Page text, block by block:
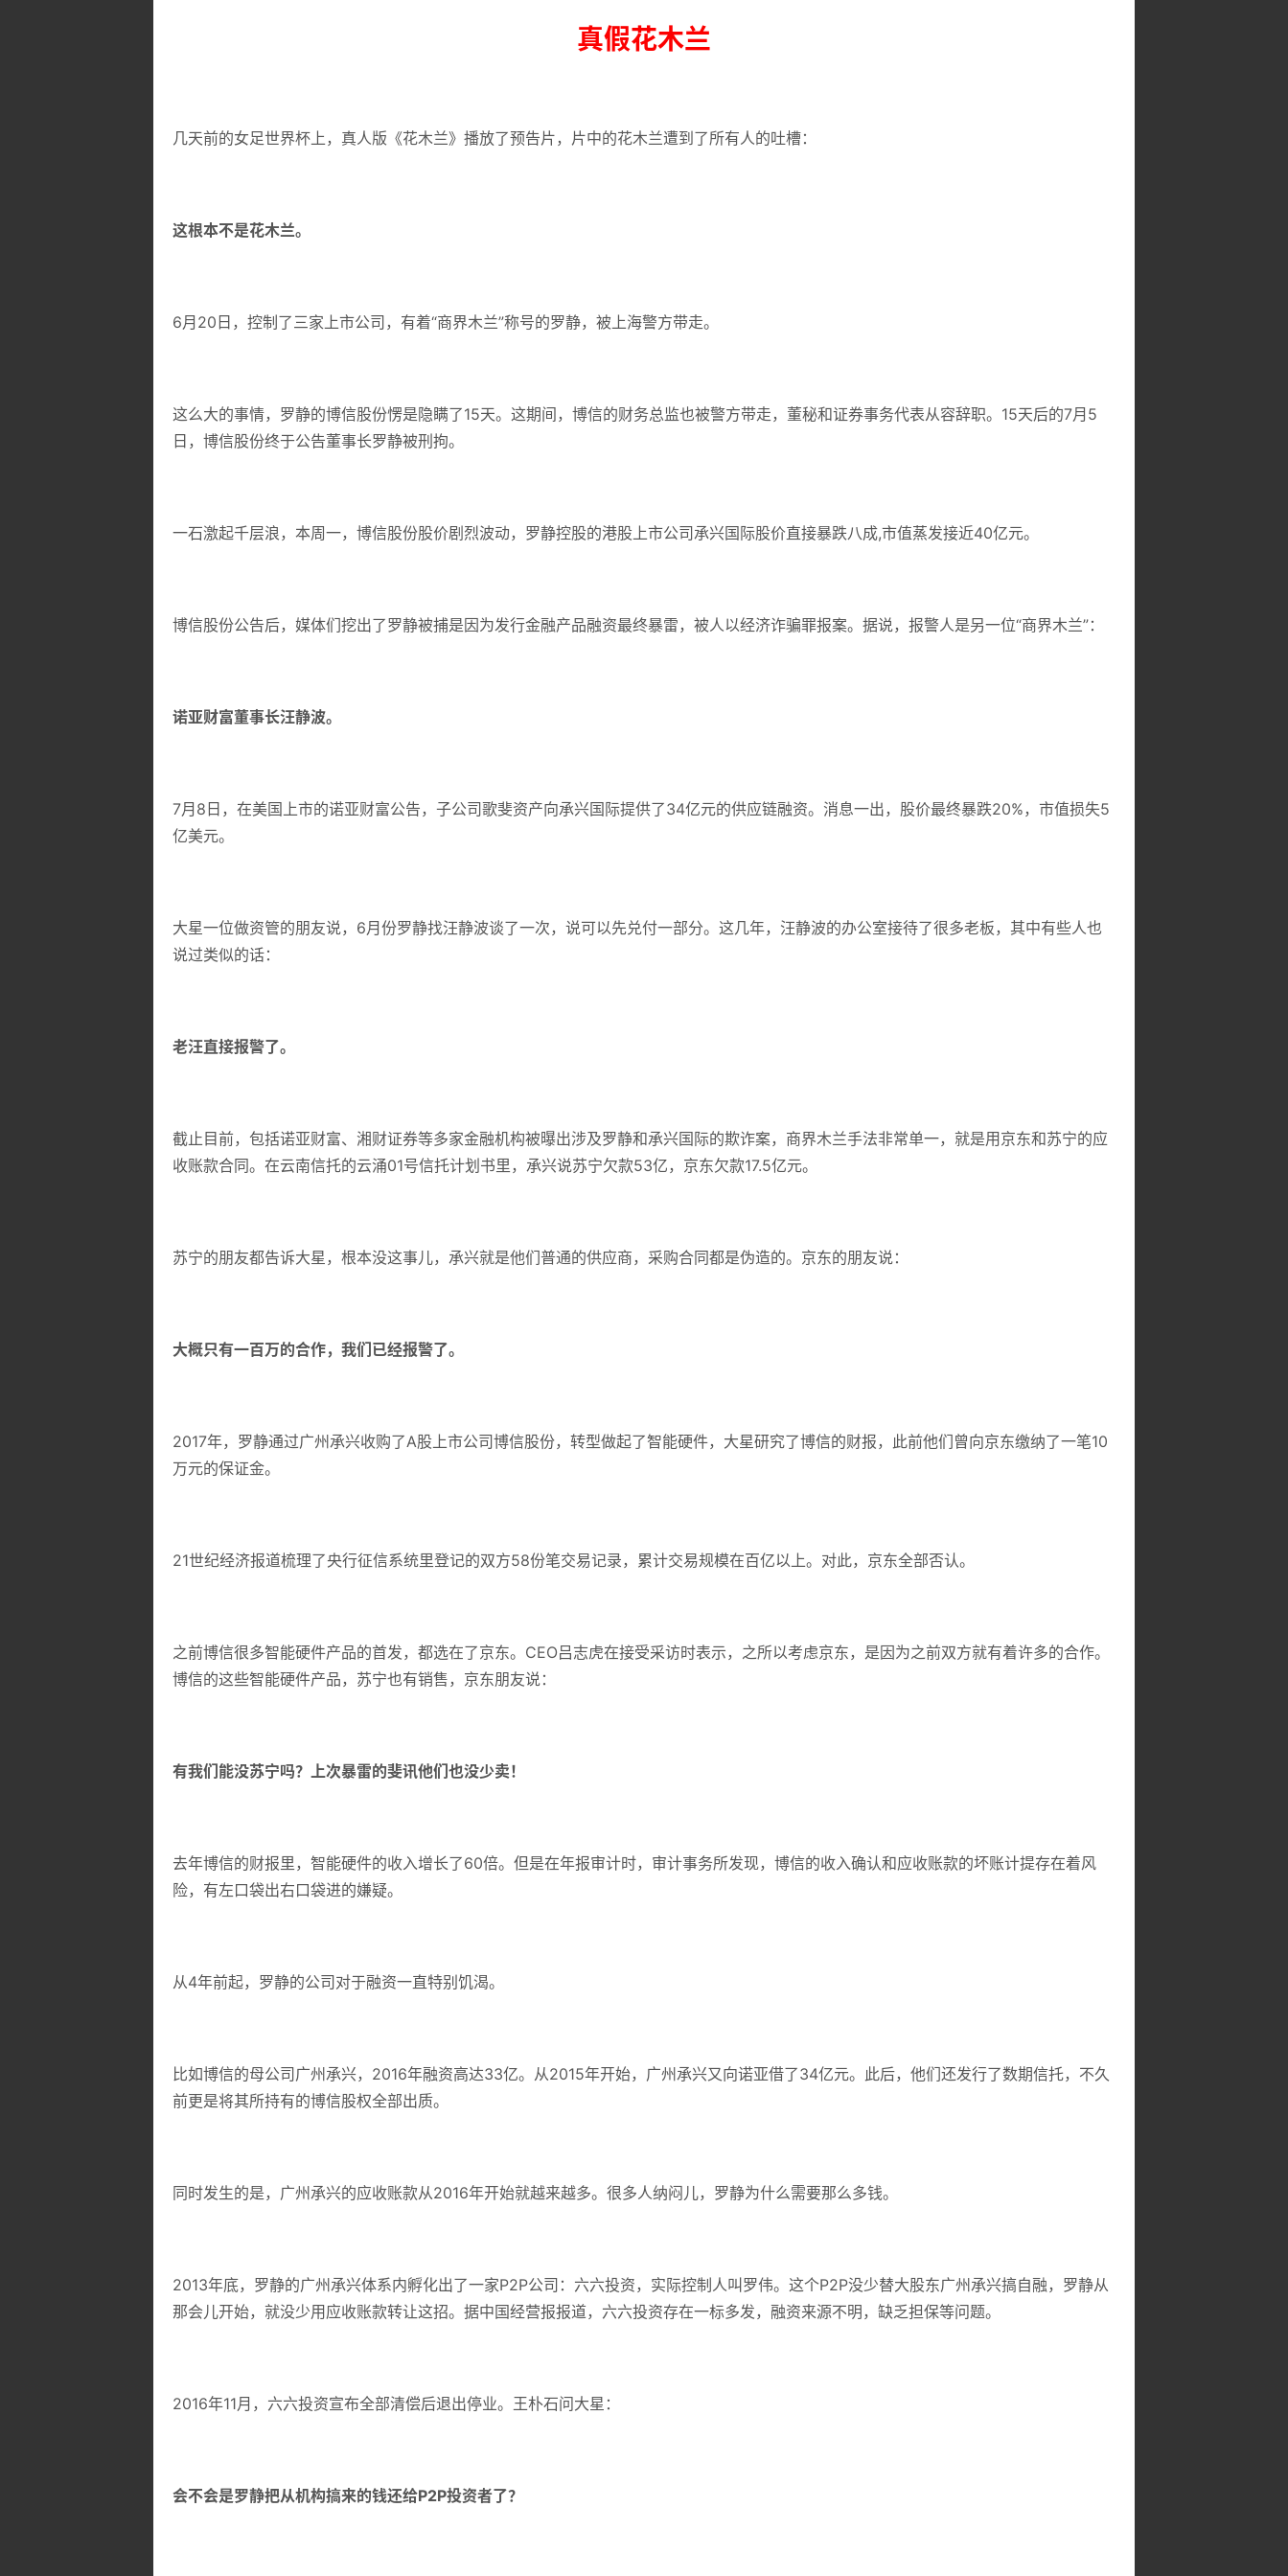
真假花木兰
几天前的女足世界杯上，真人版《花木兰》播放了预告片，片中的花木兰遭到了所有人的吐槽：
这根本不是花木兰。
6月20日，控制了三家上市公司，有着“商界木兰”称号的罗静，被上海警方带走。
这么大的事情，罗静的博信股份愣是隐瞒了15天。 这期间，博信的财务总监也被警方带走，董秘和证券事务代表从容辞职。 15天后的7月5
日，博信股份终于公告董事长罗静被刑拘。
一石激起千层浪，本周一，博信股份股价剧烈波动，罗静控股的港股上市公司承兴国际股价直接暴跌八成,市值蒸发接近40亿元。
博信股份公告后，媒体们挖出了罗静被捕是因为发行金融产品融资最终暴雷，被人以经济诈骗罪报案。 据说，报警人是另一位“商界木兰”：
诺亚财富董事长汪静波。
7月8日，在美国上市的诺亚财富公告，子公司歌斐资产向承兴国际提供了34亿元的供应链融资。 消息一出，股价最终暴跌20%，市值损失5
亿美元。
大星一位做资管的朋友说，6月份罗静找汪静波谈了一次，说可以先兑付一部分。 这几年，汪静波的办公室接待了很多老板，其中有些人也
说过类似的话：
老汪直接报警了。
截止目前，包括诺亚财富、湘财证券等多家金融机构被曝出涉及罗静和承兴国际的欺诈案，商界木兰手法非常单一，就是用京东和苏宁的应
收账款合同。 在云南信托的云涌01号信托计划书里，承兴说苏宁欠款53亿，京东欠款17.5亿元。
苏宁的朋友都告诉大星，根本没这事儿，承兴就是他们普通的供应商，采购合同都是伪造的。 京东的朋友说：
大概只有一百万的合作，我们已经报警了。
2017年，罗静通过广州承兴收购了A股上市公司博信股份，转型做起了智能硬件，大星研究了博信的财报，此前他们曾向京东缴纳了一笔10
万元的保证金。
21世纪经济报道梳理了央行征信系统里登记的双方58份笔交易记录，累计交易规模在百亿以上。 对此，京东全部否认。
之前博信很多智能硬件产品的首发，都选在了京东。 CEO吕志虎在接受采访时表示，之所以考虑京东，是因为之前双方就有着许多的合作。
博信的这些智能硬件产品，苏宁也有销售，京东朋友说：
有我们能没苏宁吗？ 上次暴雷的斐讯他们也没少卖！
去年博信的财报里，智能硬件的收入增长了60倍。 但是在年报审计时，审计事务所发现，博信的收入确认和应收账款的坏账计提存在着风
险，有左口袋出右口袋进的嫌疑。
从4年前起，罗静的公司对于融资一直特别饥渴。
比如博信的母公司广州承兴，2016年融资高达33亿。 从2015年开始，广州承兴又向诺亚借了34亿元。 此后，他们还发行了数期信托，不久
前更是将其所持有的博信股权全部出质。
同时发生的是，广州承兴的应收账款从2016年开始就越来越多。 很多人纳闷儿，罗静为什么需要那么多钱。
2013年底，罗静的广州承兴体系内孵化出了一家P2P公司： 六六投资，实际控制人叫罗伟。 这个P2P没少替大股东广州承兴搞自融，罗静从
那会儿开始，就没少用应收账款转让这招。 据中国经营报报道，六六投资存在一标多发，融资来源不明，缺乏担保等问题。
2016年11月，六六投资宣布全部清偿后退出停业。 王朴石问大星：
会不会是罗静把从机构搞来的钱还给P2P投资者了？